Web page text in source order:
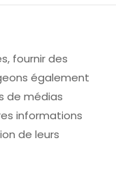
17 Charente Maritime
Chasse, Pêche
LA MER ET SES METIERS
Carte postale
fournir des
également
de médias
informations
de leurs